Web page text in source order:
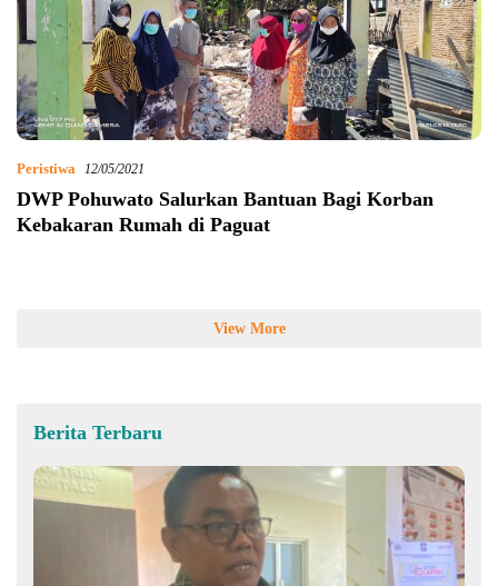
Peristiwa 12/05/2021
DWP Pohuwato Salurkan Bantuan Bagi Korban
Kebakaran Rumah di Paguat
View More
Berita Terbaru